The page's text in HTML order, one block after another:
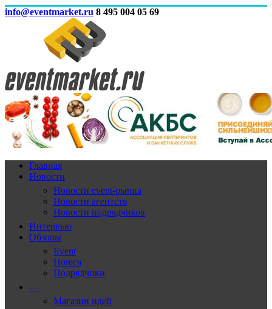
info@eventmarket.ru 8 495 004 05 69
Главная
Новости
Новости event-рынка
Новости агентств
Новости подрядчиков
Интервью
Обзоры
Event
Horeca
Подрядчики
—
Магазин идей